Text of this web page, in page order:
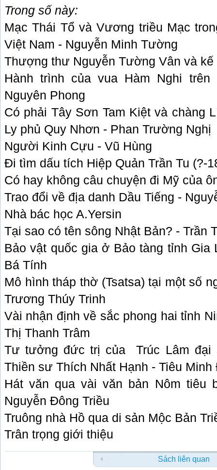
Trong số này:
Mạc Thái Tổ và Vương triều Mạc
Việt Nam - Nguyễn Minh Tường
Thượng thư Nguyễn Tường Vân và kế
Hành trình của vua Hàm Nghi
Nguyên Phong
Có phải Tây Sơn Tam Kiệt và chàng
Ly phủ Quy Nhơn - Phan Trường Nghị
Người Kinh Cựu - Vũ Hùng
Đi tìm dấu tích Hiệp Quản Trần Tu (?-
Có hay không câu chuyện đi Mỹ của
Trao đổi về địa danh Dầu Tiếng -
Nhà bác học A.Yersin
Tại sao có tên sông Nhật Bản? - Trần
Bảo vật quốc gia ở Bảo tàng tỉnh Gia
Bá Tính
Mô hình tháp thờ (Tsatsa) tại một số
Trương Thúy Trinh
Vài nhận định về sắc phong hai tỉnh
Thị Thanh Trâm
Tư tưởng đức trị của
Trúc Lâm
Thiền sư Thích Nhất Hạnh - Tiêu
Hát văn qua vài văn bản Nôm tiêu
Nguyễn Đông Triều
Truông nhà Hồ qua di sản Mộc Bản
Trân trọng giới thiệu
Sách liên quan